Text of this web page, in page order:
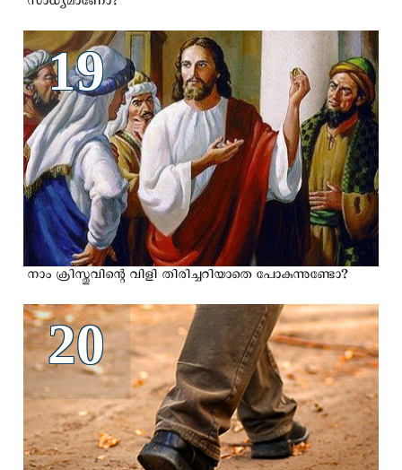
സാധ്യമാണോ?
19
നാം ക്രിസ്തുവിന്റെ വിളി തിരിച്ചറിയാതെ പോകുന്നുണ്ടോ?
20